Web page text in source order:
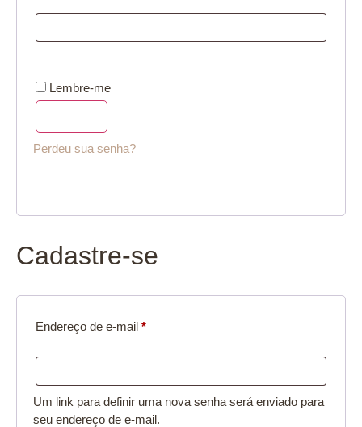
Lembre-me
Perdeu sua senha?
Cadastre-se
Endereço de e-mail *
Um link para definir uma nova senha será enviado para
seu endereço de e-mail.